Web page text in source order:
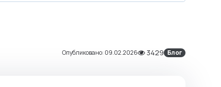
Опубликовано: 09.02.2026 3429 Блог